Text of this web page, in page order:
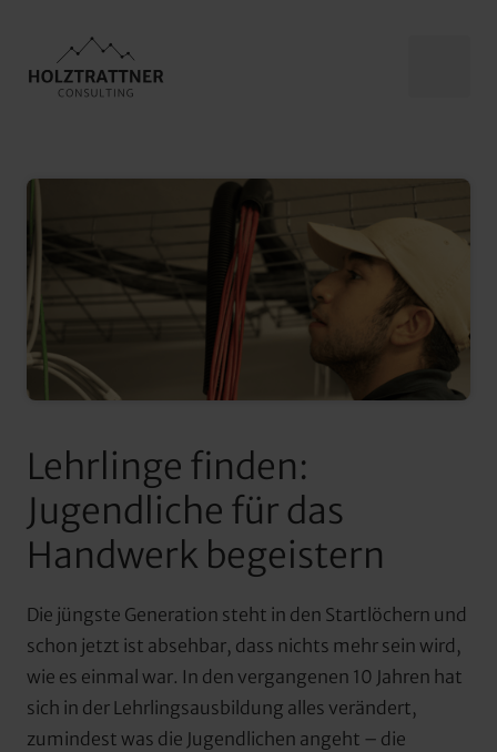
Lehrlinge finden:
Jugendliche für das
Handwerk begeistern
Die jüngste Generation steht in den Startlöchern und
schon jetzt ist absehbar, dass nichts mehr sein wird,
wie es einmal war. In den vergangenen 10 Jahren hat
sich in der Lehrlingsausbildung alles verändert,
zumindest was die Jugendlichen angeht – die